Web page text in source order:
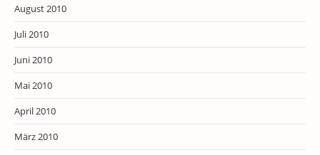
August 2010
Juli 2010
Juni 2010
Mai 2010
April 2010
März 2010